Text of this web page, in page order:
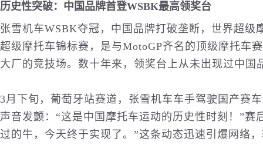
历史性突破：中国品牌首登WSBK最高领奖台
张雪机车WSBK夺冠，中国品牌打破垄断，世界超级
超级摩托车锦标赛，是与MotoGP齐名的顶级摩托车
大厂的竞技场。数十年来，领奖台上从未出现过中国
3月下旬，葡萄牙站赛道，张雪机车车手驾驶国产赛
声音发颤：“这是中国摩托车运动的历史性时刻！”
过的牛，今天终于实现了。”这条动态迅速引爆网络